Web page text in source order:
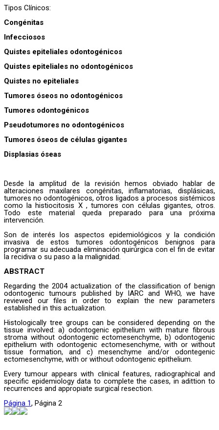
Tipos Clínicos:
Congénitas
Infecciosos
Quistes epiteliales odontogénicos
Quistes epiteliales no odontogénicos
Quistes no epiteliales
Tumores óseos no odontogénicos
Tumores odontogénicos
Pseudotumores no odontogénicos
Tumores óseos de células gigantes
Displasias óseas
Desde la amplitud de la revisión hemos obviado hablar de
alteraciones maxilares congénitas, inflamatorias, displásicas,
tumores no odontogénicos, otros ligados a procesos sistémicos
como la histiocitosis X , tumores con células gigantes, otros.
Todo este material queda preparado para una próxima
intervención.
Son de interés los aspectos epidemiológicos y la condición
invasiva de estos tumores odontogénicos benignos para
programar su adecuada eliminación quirúrgica con el fin de evitar
la recidiva o su paso a la malignidad.
ABSTRACT
Regarding the 2004 actualization of the classification of benign
odontogenic tumours published by IARC and WHO, we have
reviewed our files in order to explain the new parameters
established in this actualization.
Histologically tree groups can be considered depending on the
tissue involved: a) odontogenic epithelium with mature fibrous
stroma without odontogenic ectomesenchyme, b) odontogenic
epithelium with odontogenic ectomesenchyme, with or without
tissue formation, and c) mesenchyme and/or odontegenic
ectomesenchyme, with or without odontogenic epithelium.
Every tumour appears with clinical features, radiographical and
specific epidemiology data to complete the cases, in adittion to
recurrences and appropiate surgical resection.
Página 1, Página 2